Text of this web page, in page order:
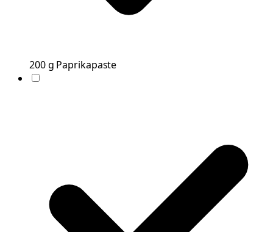
200g Paprikapaste